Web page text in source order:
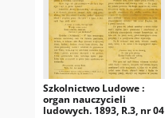
Szkolnictwo Ludowe :
organ nauczycieli
ludowych. 1893, R.3, nr 04